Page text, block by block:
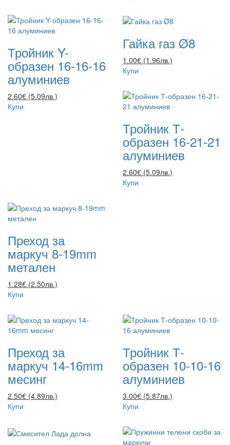
Тройник Y-
образен 16-16-16
алуминиев
2.60€ (5.09лв.)
Купи
Гайка газ Ø8
1.00€ (1.96лв.)
Купи
Тройник Т-
образен 16-21-21
алуминиев
2.60€ (5.09лв.)
Купи
Преход за
маркуч 8-19mm
метален
1.28€ (2.50лв.)
Купи
Преход за
маркуч 14-16mm
месинг
2.50€ (4.89лв.)
Купи
Тройник Т-
образен 10-10-16
алуминиев
3.00€ (5.87лв.)
Купи